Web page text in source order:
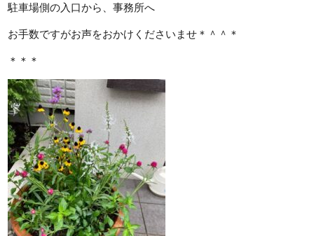
駐車場側の入口から、事務所へ
お手数ですがお声をおかけくださいませ＊＾＾＊
＊＊＊